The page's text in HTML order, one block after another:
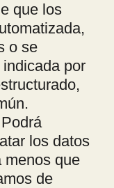
que los
o se
por
Podrá
los datos
menos que
de